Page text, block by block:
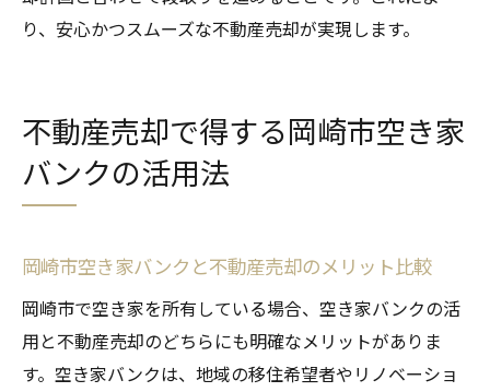
り、安心かつスムーズな不動産売却が実現します。
不動産売却で得する岡崎市空き家
バンクの活用法
岡崎市空き家バンクと不動産売却のメリット比較
岡崎市で空き家を所有している場合、空き家バンクの活
用と不動産売却のどちらにも明確なメリットがありま
す。空き家バンクは、地域の移住希望者やリノベーショ